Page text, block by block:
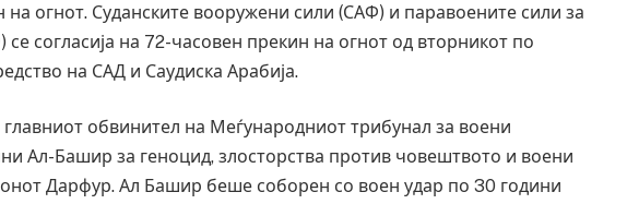
на огнот. Суданските вооружени сили (САФ) и паравоените сили за
согласија на 72-часовен прекин на огнот од вторникот по
на САД и Саудиска Арабија.
главниот обвинител на Меѓународниот трибунал за воени
Ал-Башир за геноцид, злосторства против човештвото и воени
Дарфур. Ал Башир беше соборен со воен удар по 30 години